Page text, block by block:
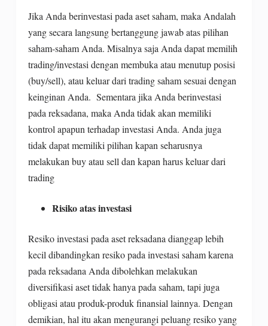
Jika Anda berinvestasi pada aset saham, maka Andalah
yang secara langsung bertanggung jawab atas pilihan
saham-saham Anda. Misalnya saja Anda dapat memilih
trading/investasi dengan membuka atau menutup posisi
(buy/sell), atau keluar dari trading saham sesuai dengan
keinginan Anda. Sementara jika Anda berinvestasi
pada reksadana, maka Anda tidak akan memiliki
kontrol apapun terhadap investasi Anda. Anda juga
tidak dapat memiliki pilihan kapan seharusnya
melakukan buy atau sell dan kapan harus keluar dari
trading
Risiko atas investasi
Resiko investasi pada aset reksadana dianggap lebih
kecil dibandingkan resiko pada investasi saham karena
pada reksadana Anda dibolehkan melakukan
diversifikasi aset tidak hanya pada saham, tapi juga
obligasi atau produk-produk finansial lainnya. Dengan
demikian, hal itu akan mengurangi peluang resiko yang